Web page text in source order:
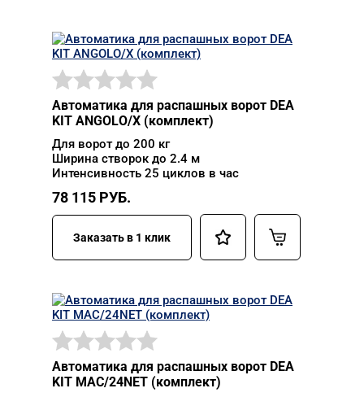
Автоматика для распашных ворот DEA
KIT ANGOLO/X (комплект)
Для ворот до 200 кг
Ширина створок до 2.4 м
Интенсивность 25 циклов в час
78 115 РУБ.
Заказать в 1 клик
Автоматика для распашных ворот DEA
KIT MAC/24NET (комплект)